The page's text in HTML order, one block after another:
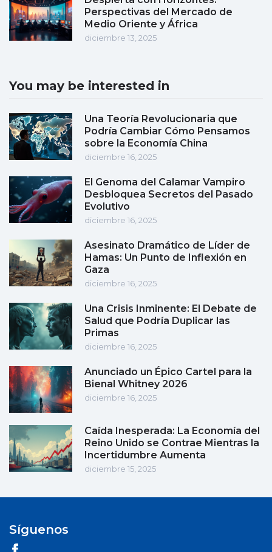
Perspectivas del Mercado de
Medio Oriente y África
diciembre 13, 2025
You may be interested in
Una Teoría Revolucionaria que
Podría Cambiar Cómo Pensamos
sobre la Economía China
diciembre 16, 2025
El Genoma del Calamar Vampiro
Desbloquea Secretos del Pasado
Evolutivo
diciembre 16, 2025
Asesinato Dramático de Líder de
Hamas: Un Punto de Inflexión en
Gaza
diciembre 16, 2025
Una Crisis Inminente: El Debate de
Salud que Podría Duplicar las
Primas
diciembre 16, 2025
Anunciado un Épico Cartel para la
Bienal Whitney 2026
diciembre 16, 2025
Caída Inesperada: La Economía del
Reino Unido se Contrae Mientras la
Incertidumbre Aumenta
diciembre 15, 2025
Síguenos